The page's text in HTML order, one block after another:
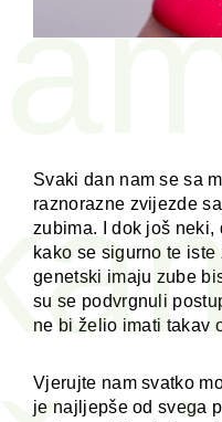
Svaki dan nam se sa
raznorazne zvijezde
zubima. I dok još
kako se sigurno te
genetski imaju zube
su se podvrgnuli
ne bi želio imati takav
Vjerujte nam svatko
je najljepše od svega